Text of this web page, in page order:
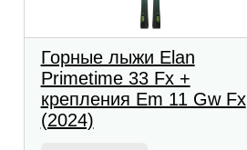
Горные лыжи Elan
Primetime 33 Fx +
крепления Em 11 Gw Fx
(2024)